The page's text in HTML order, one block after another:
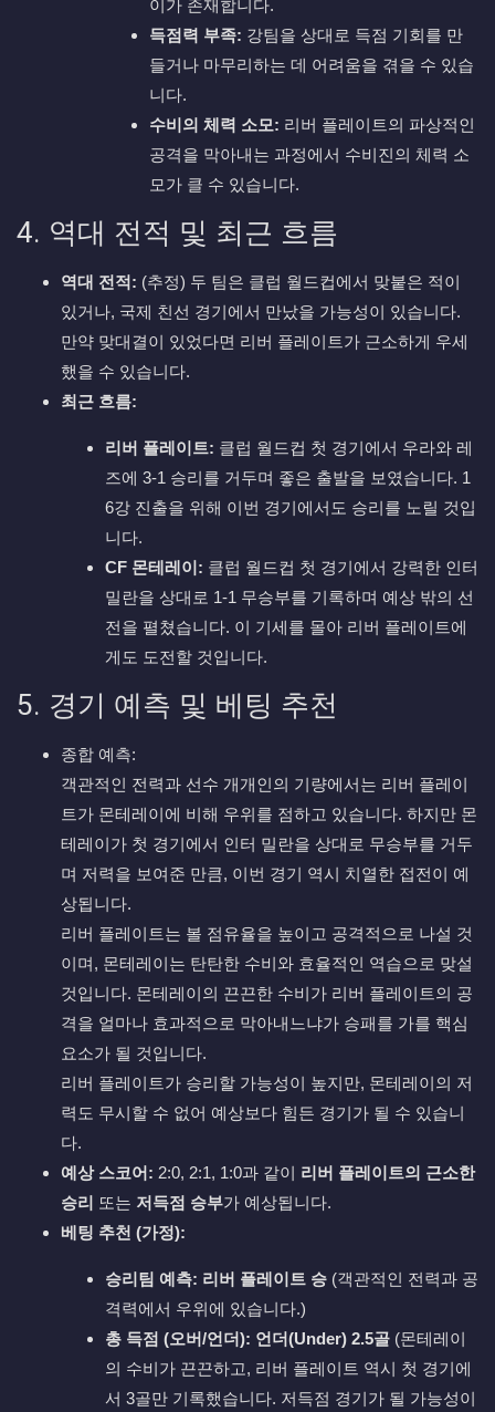
이가 존재합니다.
득점력 부족: 강팀을 상대로 득점 기회를 만
들거나 마무리하는 데 어려움을 겪을 수 있습
니다.
수비의 체력 소모: 리버 플레이트의 파상적인
공격을 막아내는 과정에서 수비진의 체력 소
모가 클 수 있습니다.
4. 역대 전적 및 최근 흐름
역대 전적: (추정) 두 팀은 클럽 월드컵에서 맞붙은 적이
있거나, 국제 친선 경기에서 만났을 가능성이 있습니다.
만약 맞대결이 있었다면 리버 플레이트가 근소하게 우세
했을 수 있습니다.
최근 흐름:
리버 플레이트: 클럽 월드컵 첫 경기에서 우라와 레
즈에 3-1 승리를 거두며 좋은 출발을 보였습니다. 1
6강 진출을 위해 이번 경기에서도 승리를 노릴 것입
니다.
CF 몬테레이: 클럽 월드컵 첫 경기에서 강력한 인터
밀란을 상대로 1-1 무승부를 기록하며 예상 밖의 선
전을 펼쳤습니다. 이 기세를 몰아 리버 플레이트에
게도 도전할 것입니다.
5. 경기 예측 및 베팅 추천
종합 예측:
객관적인 전력과 선수 개개인의 기량에서는 리버 플레이
트가 몬테레이에 비해 우위를 점하고 있습니다. 하지만 몬
테레이가 첫 경기에서 인터 밀란을 상대로 무승부를 거두
며 저력을 보여준 만큼, 이번 경기 역시 치열한 접전이 예
상됩니다.
리버 플레이트는 볼 점유율을 높이고 공격적으로 나설 것
이며, 몬테레이는 탄탄한 수비와 효율적인 역습으로 맞설
것입니다. 몬테레이의 끈끈한 수비가 리버 플레이트의 공
격을 얼마나 효과적으로 막아내느냐가 승패를 가를 핵심
요소가 될 것입니다.
리버 플레이트가 승리할 가능성이 높지만, 몬테레이의 저
력도 무시할 수 없어 예상보다 힘든 경기가 될 수 있습니
다.
예상 스코어: 2:0, 2:1, 1:0과 같이 리버 플레이트의 근소한
승리 또는 저득점 승부가 예상됩니다.
베팅 추천 (가정):
승리팀 예측: 리버 플레이트 승 (객관적인 전력과 공
격력에서 우위에 있습니다.)
총 득점 (오버/언더): 언더(Under) 2.5골 (몬테레이
의 수비가 끈끈하고, 리버 플레이트 역시 첫 경기에
서 3골만 기록했습니다. 저득점 경기가 될 가능성이